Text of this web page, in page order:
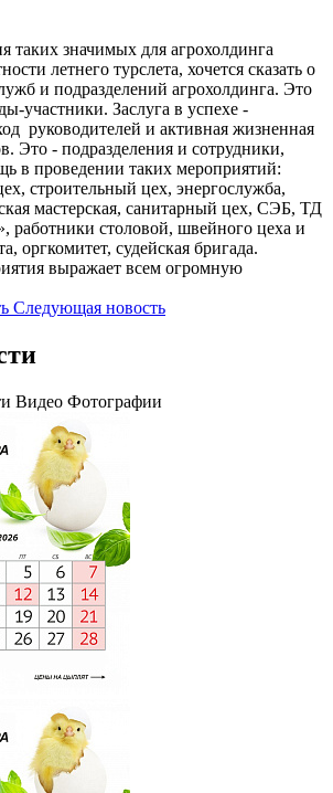
таких значимых для агрохолдинга
летнего турслета, хочется сказать о
и подразделений агрохолдинга. Это
участники. Заслуга в успехе -
руководителей и активная жизненная
Это - подразделения и сотрудники,
в проведении таких мероприятий:
строительный цех, энергослужба,
мастерская, санитарный цех, СЭБ, ТД
работники столовой, швейного цеха и
оргкомитет, судейская бригада.
выражает всем огромную
Следующая новость
Видео Фотографии